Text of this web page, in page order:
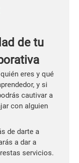
de tu
eres y qué
y si
cautivar a
con alguien
de darte a
a dar a
servicios.